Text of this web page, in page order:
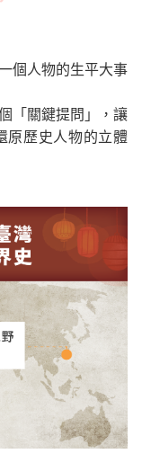
個人物的生平大事
「關鍵提問」，讓
原歷史人物的立體